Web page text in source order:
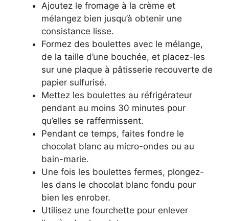
Ajoutez le fromage à la crème et
mélangez bien jusqu’à obtenir une
consistance lisse.
Formez des boulettes avec le mélange,
de la taille d’une bouchée, et placez-les
sur une plaque à pâtisserie recouverte de
papier sulfurisé.
Mettez les boulettes au réfrigérateur
pendant au moins 30 minutes pour
qu’elles se raffermissent.
Pendant ce temps, faites fondre le
chocolat blanc au micro-ondes ou au
bain-marie.
Une fois les boulettes fermes, plongez-
les dans le chocolat blanc fondu pour
bien les enrober.
Utilisez une fourchette pour enlever